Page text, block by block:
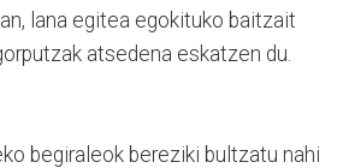
lana egitea egokituko baitzait
atsedena eskatzen du.
begiraleok bereziki bultzatu nahi